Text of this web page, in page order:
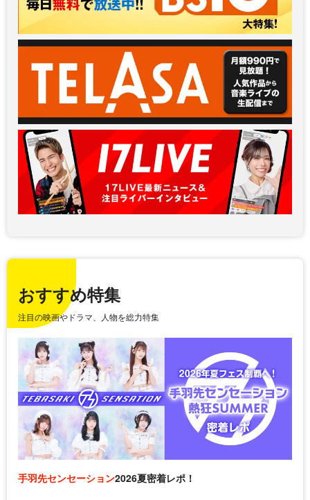
おすすめ特集
注目の映画やドラマ、人物を総力特集
手羽先センセーション2026夏密着レポ！